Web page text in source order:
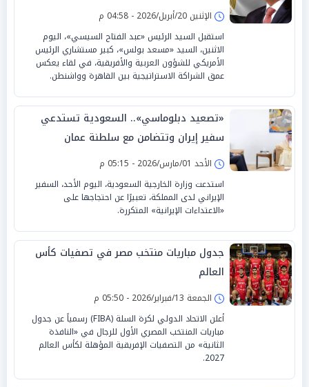
الإثنين 20/أبريل/2026 - 04:58 م
استقبل السيد الرئيس «عبد الفتاح السيسي»، اليوم
الاثنين، السيد «مسعد بولس»، كبير مستشاري الرئيس
الأمريكي للشؤون العربية والأفريقية، في لقاء يعكس
عمق الشراكة الاستراتيجية بين القاهرة وواشنطن.
«تصعيد دبلوماسي».. السعودية تستدعي
سفير إيران وتتضامن مع سلطنة عمان
الأحد 01/مارس/2026 - 05:15 م
استدعت وزارة الخارجية السعودية، اليوم الأحد، السفير
الإيراني لدى المملكة، تعبيرًا عن احتجاجها على
«الاعتداءات الإيرانية» المتكررة.
جدول مباريات منتخب مصر في تصفيات كأس
العالم
الجمعة 13/فبراير/2026 - 05:50 م
أعلن الاتحاد الدولي لكرة السلة (FIBA) رسمياً عن جدول
مباريات المنتخب المصري الأول للرجال في «النافذة
الثانية» من التصفيات الإفريقية المؤهلة لكأس العالم
2027.